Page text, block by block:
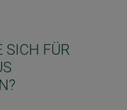
SICH FÜR